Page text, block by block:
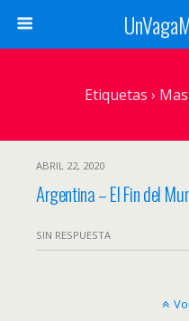
Etiquetas ›
ABRIL 22, 2020
Argentina – El Fin del
SIN RESPUESTA